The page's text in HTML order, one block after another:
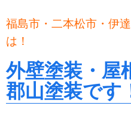
福島市・二本松市・伊
は！
外壁塗装・屋
郡山塗装です